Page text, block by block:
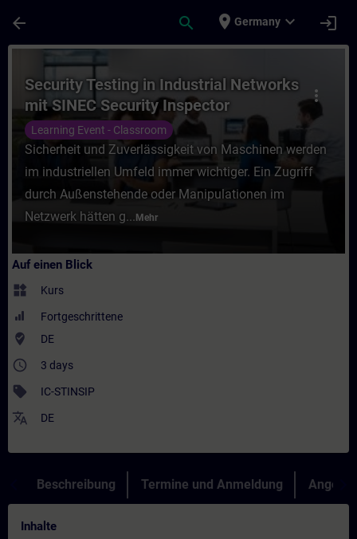
arrow_back search place Germany expand_more login
Kurs - Security Testing in Industrial
more_vert
Security Testing in Industrial Networks
mit SINEC Security Inspector
(Präsenz-Training)
Learning Event - Classroom
Sicherheit und Zuverlässigkeit von Maschinen werden
im industriellen Umfeld immer wichtiger. Ein Zugriff
durch Außenstehende oder Manipulationen im
Netzwerk hätten g... Mehr
Auf einen Blick
widgets Kurs
Fortgeschrittene
where_to_vote DE
access_time 3 days
sell IC-STINSIP
translate DE
Beschreibung Termine und Anmeldung Angebot
Inhalte